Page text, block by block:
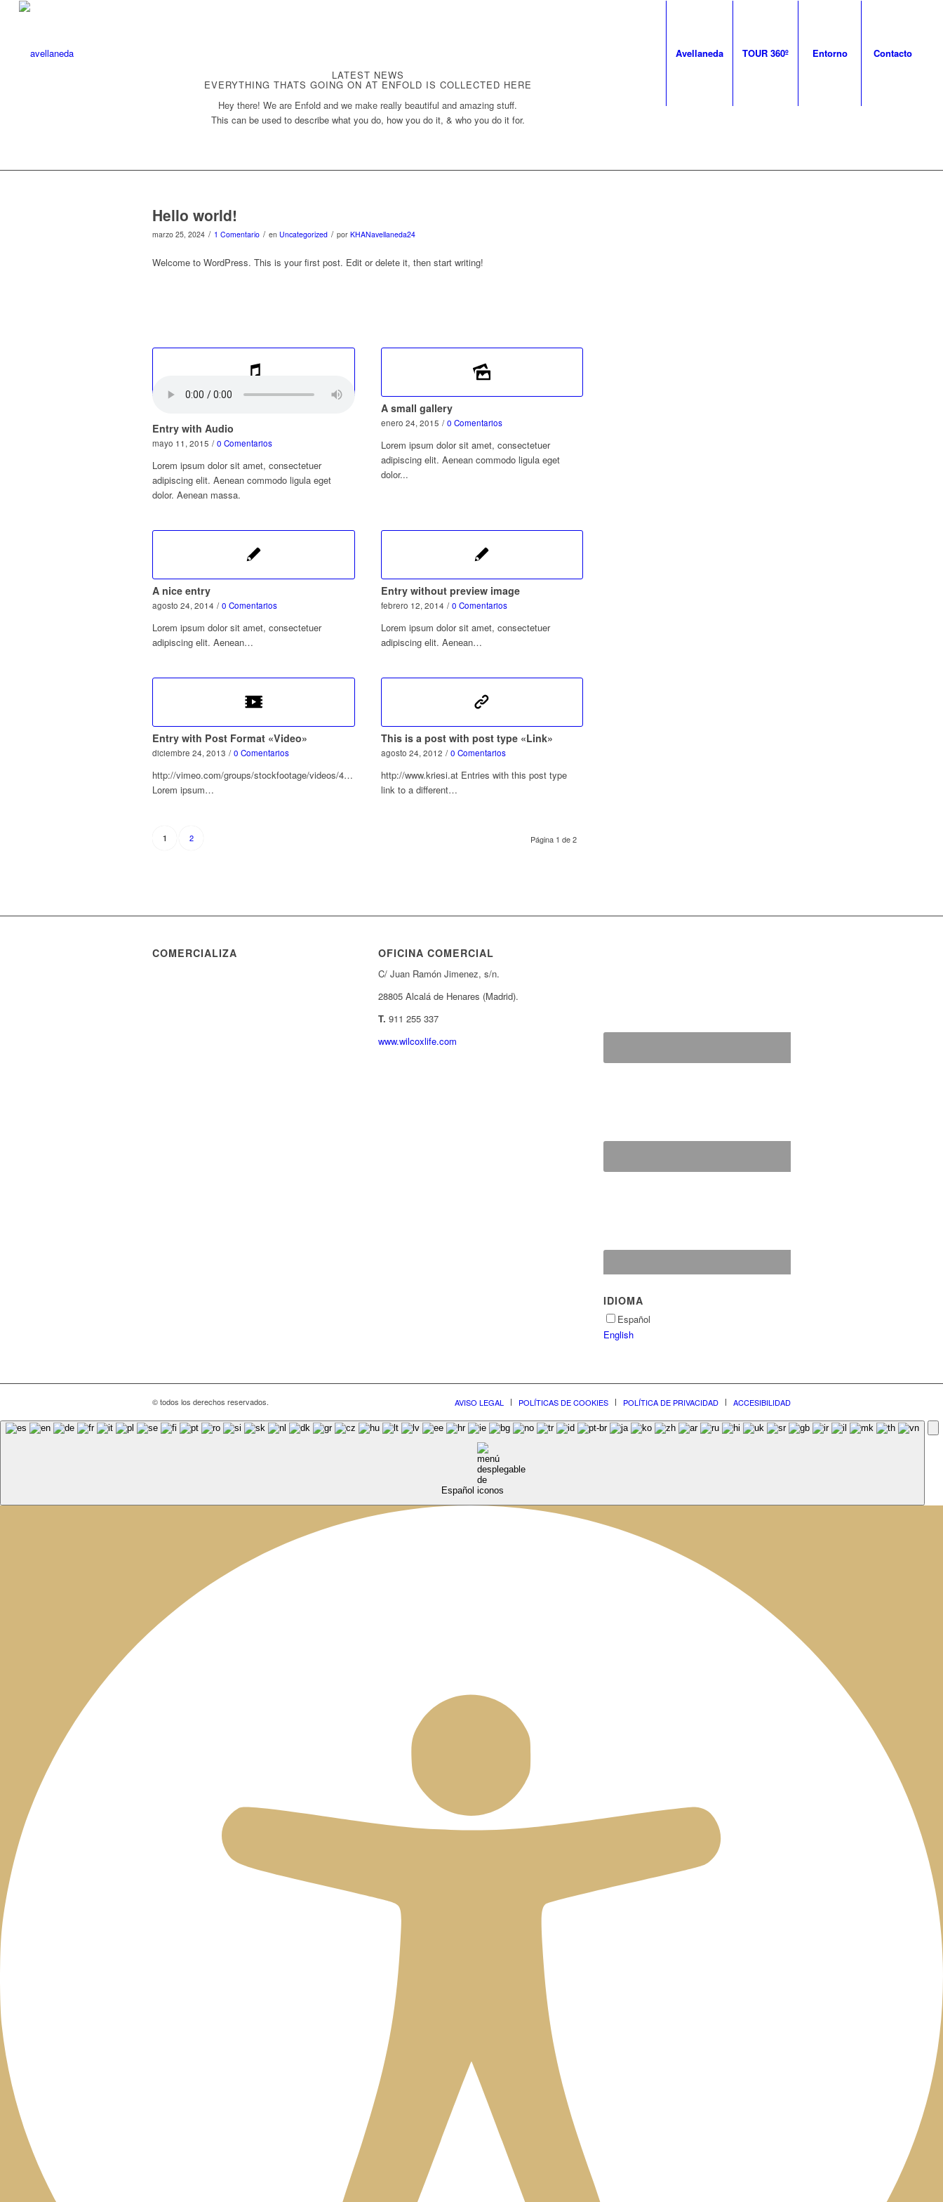
Avellaneda TOUR 360º Entorno
Contacto
LATEST NEWS
EVERYTHING THATS GOING ON AT ENFOLD IS COLLECTED HERE
Hey there! We are Enfold and we make really beautiful and amazing stuff.
This can be used to describe what you do, how you do it, & who you do it for.
Hello world!
marzo 25, 2024 / 1 Comentario / en Uncategorized / por KHANavellaneda24
Welcome to WordPress. This is your first post. Edit or delete it, then start writing!
Entry with Audio
mayo 11, 2015 / 0 Comentarios
Lorem ipsum dolor sit amet, consectetuer
adipiscing elit. Aenean commodo ligula eget
dolor. Aenean massa.
A small gallery
enero 24, 2015 / 0 Comentarios
Lorem ipsum dolor sit amet, consectetuer
adipiscing elit. Aenean commodo ligula eget
dolor...
A nice entry
agosto 24, 2014 / 0 Comentarios
Lorem ipsum dolor sit amet, consectetuer
adipiscing elit. Aenean…
Entry without preview image
febrero 12, 2014 / 0 Comentarios
Lorem ipsum dolor sit amet, consectetuer
adipiscing elit. Aenean…
Entry with Post Format «Video»
diciembre 24, 2013 / 0 Comentarios
http://vimeo.com/groups/stockfootage/videos/41629603
Lorem ipsum…
This is a post with post type «Link»
agosto 24, 2012 / 0 Comentarios
http://www.kriesi.at Entries with this post type
link to a different…
Página 1 de 2
1 2
COMERCIALIZA OFICINA COMERCIAL
C/ Juan Ramón Jimenez, s/n.
28805 Alcalá de Henares (Madrid).
T. 911 255 337
www.wilcoxlife.com
IDIOMA
Español
English
© todos los derechos reservados. AVISO LEGAL POLÍTICAS DE COOKIES POLÍTICA DE PRIVACIDAD ACCESIBILIDAD
Español